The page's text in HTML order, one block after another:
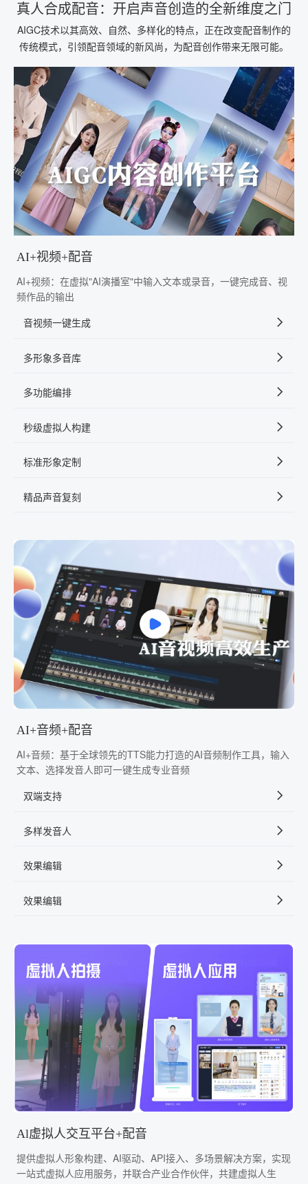
真人合成配音：开启声音创造的全新维度之门
AIGC技术以其高效、自然、多样化的特点，正在改变配音制作的
传统模式，引领配音领域的新风尚，为配音创作带来无限可能。
AI+视频+配音
AI+视频：在虚拟"AI演播室"中输入文本或录音，一键完成音、视
频作品的输出
音视频一键生成
多形象多音库
多功能编排
秒级虚拟人构建
标准形象定制
精品声音复刻
AI+音频+配音
AI+音频：基于全球领先的TTS能力打造的AI音频制作工具，输入
文本、选择发音人即可一键生成专业音频
双端支持
多样发音人
效果编辑
效果编辑
Al虚拟人交互平台+配音
提供虚拟人形象构建、AI驱动、API接入、多场景解决方案，实现
一站式虚拟人应用服务，并联合产业合作伙伴，共建虚拟人生